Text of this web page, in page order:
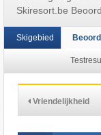
Skiresort.be
Skigebied
Vriendelijkheid